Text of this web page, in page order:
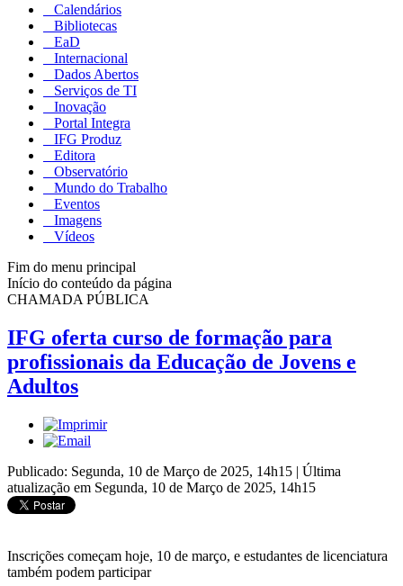
Calendários
Bibliotecas
EaD
Internacional
Dados Abertos
Serviços de TI
Inovação
Portal Integra
IFG Produz
Editora
Observatório
Mundo do Trabalho
Eventos
Imagens
Vídeos
Fim do menu principal
Início do conteúdo da página
CHAMADA PÚBLICA
IFG oferta curso de formação para
profissionais da Educação de Jovens e
Adultos
Publicado: Segunda, 10 de Março de 2025, 14h15 | Última
atualização em Segunda, 10 de Março de 2025, 14h15
Inscrições começam hoje, 10 de março, e estudantes de licenciatura
também podem participar